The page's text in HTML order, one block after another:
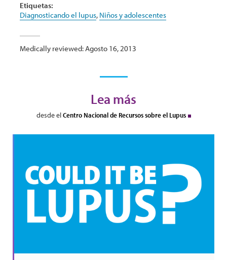
Etiquetas:
Diagnosticando el lupus, Niños y adolescentes
Medically reviewed: Agosto 16, 2013
Lea más
desde elCentro Nacional de Recursos sobre el Lupus